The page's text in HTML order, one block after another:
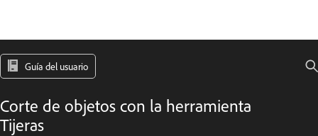
Guía del usuario
Corte de objetos con la herramienta
Tijeras